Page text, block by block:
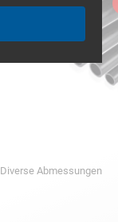
Diverse Abmessungen